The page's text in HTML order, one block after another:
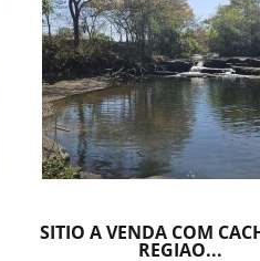
SITIO A VENDA COM
REGIAO...